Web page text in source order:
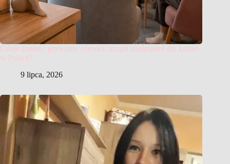
Gdzie znaleźć prywatny ośrodek terapii uzależnień dla kobiet
w Polsce?
9 lipca, 2026